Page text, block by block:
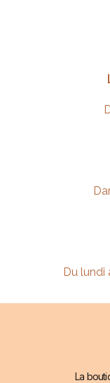
Du lundi
La